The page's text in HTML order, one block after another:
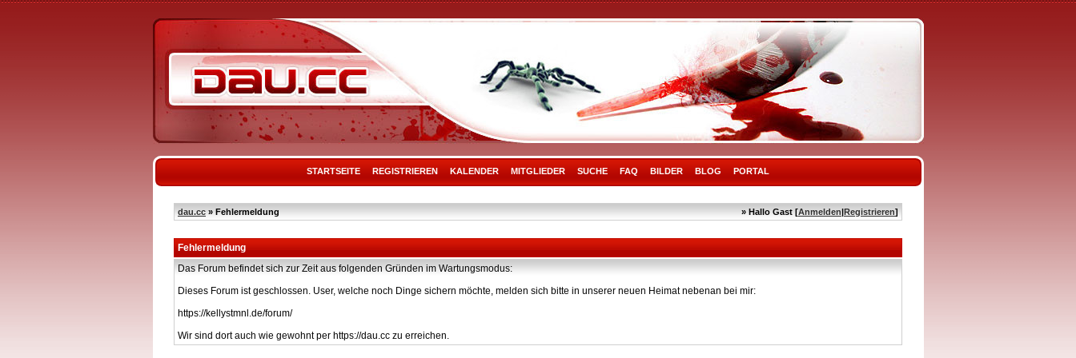
STARTSEITE REGISTRIEREN KALENDER MITGLIEDER SUCHE FAQ BILDER BLOG PORTAL
dau.cc » Fehlermeldung » Hallo Gast [Anmelden|Registrieren]
Fehlermeldung
Das Forum befindet sich zur Zeit aus folgenden Gründen im Wartungsmodus:
Dieses Forum ist geschlossen. User, welche noch Dinge sichern möchte, melden sich bitte in unserer neuen Heimat nebenan bei mir:
https://kellystmnl.de/forum/
Wir sind dort auch wie gewohnt per https://dau.cc zu erreichen.